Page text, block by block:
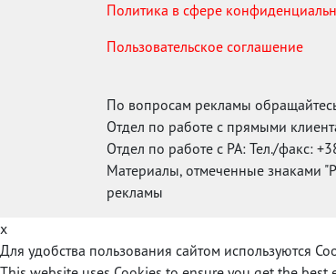
Политика в сфере
Пользовательское соглашение
По вопросам рекламы
Отдел по работе с прямыми
Отдел по работе с РА: Тел./факс:
Материалы, отмеченные знаками
рекламы
x
Для удобства пользования сайтом используются